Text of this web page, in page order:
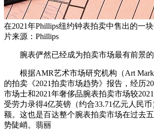
在2021年Phillips纽约钟表拍卖中售出的一
片来源：Phillips
腕表俨然已经成为拍卖市场最有前景的
根据AMR艺术市场研究机构（Art
的拍卖《2021拍卖市场趋势》报告，经历
市场士和2021年奢侈品腕表拍卖市场较
受劳力录得4亿英镑（约合33.71亿元人民
额。这也是百达整个腕表拍卖市场在过去
势陡峭。翡丽